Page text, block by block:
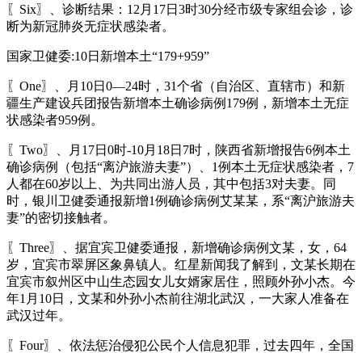
〖Six〗、诊断结果：12月17日3时30分经市级专家组会诊，诊
断为新冠肺炎无症状感染者。
国家卫健委:10日新增本土“179+959”
〖One〗、月10日0—24时，31个省（自治区、直辖市）和新
疆生产建设兵团报告新增本土确诊病例179例，新增本土无症
状感染者959例。
〖Two〗、月17日0时-10月18日7时，陕西省新增报告6例本土
确诊病例（包括“离沪旅游夫妻”）、1例本土无症状感染者，7
人都在60岁以上、为共同出游人员，其中包括3对夫妻。同
时，银川卫健委通报新增1例确诊病例艾某某，系“离沪旅游夫
妻”的密切接触者。
〖Three〗、据宜宾卫健委通报，新增确诊病例文某，女，64
岁，宜宾市翠屏区象鼻镇人。红星新闻我了解到，文某长期在
宜宾市叙州区中山生态园女儿女婿家居住，照顾外孙小杰。今
年1月10日，文某和外孙小杰前往湖北武汉，一大家人准备在
武汉过年。
〖Four〗、依法惩治侵犯公民个人信息犯罪，过去四年，全国